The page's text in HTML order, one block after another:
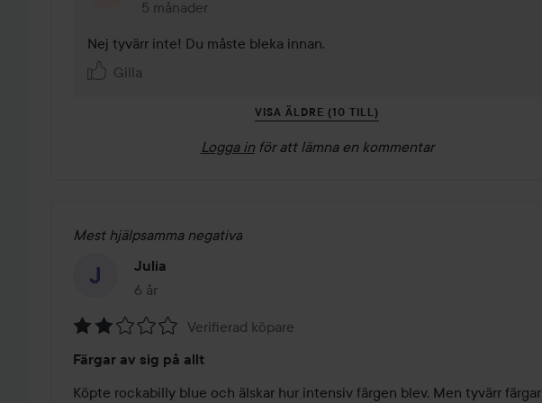
5 månader
Kommentaren lades 5 månader
Nej tyvärr inte! Du måste bleka innan.
Gilla
VISA ÄLDRE (10 TILL)
Logga in för att lämna en kommentar
Mest hjälpsamma negativa
Julia
6 år
Inlägget skapades 6 år
2
av
Verifierad köpare
Färgar av sig på allt
Köpte rockabilly blue och älskar hur intensiv färgen blev. Men tyvärr färgar